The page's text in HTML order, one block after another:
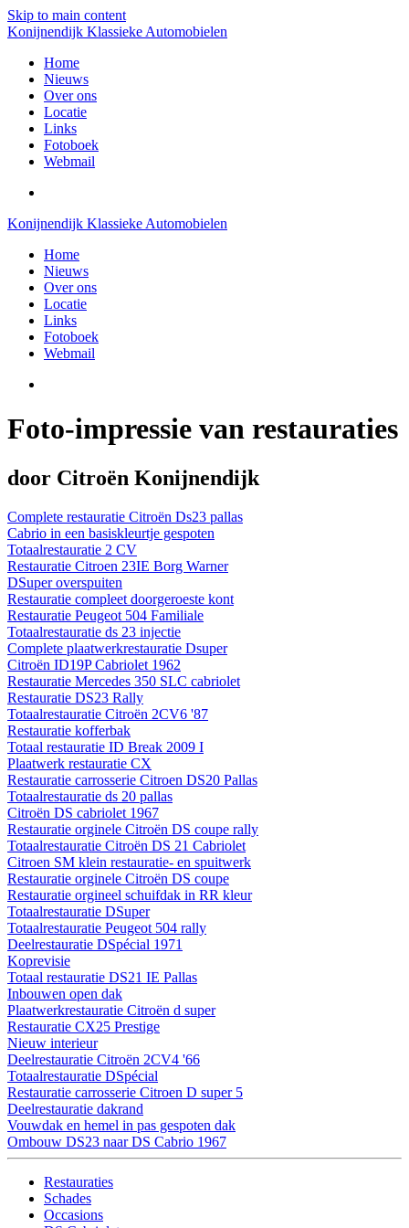
Skip to main content
Konijnendijk Klassieke Automobielen
Home
Nieuws
Over ons
Locatie
Links
Fotoboek
Webmail
Konijnendijk Klassieke Automobielen
Home
Nieuws
Over ons
Locatie
Links
Fotoboek
Webmail
Foto-impressie van restauraties
door Citroën Konijnendijk
Complete restauratie Citroën Ds23 pallas
Cabrio in een basiskleurtje gespoten
Totaalrestauratie 2 CV
Restauratie Citroen 23IE Borg Warner
DSuper overspuiten
Restauratie compleet doorgeroeste kont
Restauratie Peugeot 504 Familiale
Totaalrestauratie ds 23 injectie
Complete plaatwerkrestauratie Dsuper
Citroën ID19P Cabriolet 1962
Restauratie Mercedes 350 SLC cabriolet
Restauratie DS23 Rally
Totaalrestauratie Citroën 2CV6 '87
Restauratie kofferbak
Totaal restauratie ID Break 2009 I
Plaatwerk restauratie CX
Restauratie carrosserie Citroen DS20 Pallas
Totaalrestauratie ds 20 pallas
Citroën DS cabriolet 1967
Restauratie orginele Citroën DS coupe rally
Totaalrestauratie Citroën DS 21 Cabriolet
Citroen SM klein restauratie- en spuitwerk
Restauratie orginele Citroën DS coupe
Restauratie orgineel schuifdak in RR kleur
Totaalrestauratie DSuper
Totaalrestauratie Peugeot 504 rally
Deelrestauratie DSpécial 1971
Koprevisie
Totaal restauratie DS21 IE Pallas
Inbouwen open dak
Plaatwerkrestauratie Citroën d super
Restauratie CX25 Prestige
Nieuw interieur
Deelrestauratie Citroën 2CV4 '66
Totaalrestauratie DSpécial
Restauratie carrosserie Citroen D super 5
Deelrestauratie dakrand
Vouwdak en hemel in pas gespoten dak
Ombouw DS23 naar DS Cabrio 1967
Restauraties
Schades
Occasions